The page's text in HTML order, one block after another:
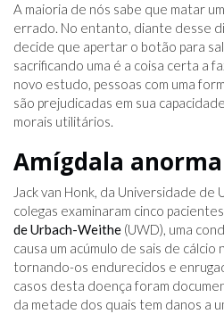
A maioria de nós sabe que matar
errado. No entanto, diante desse
decide que apertar o botão para
sacrificando uma é a coisa certa a
novo estudo, pessoas com uma
são prejudicadas em sua
morais utilitários.
Amígdala
Jack van Honk, da Universidade de
colegas examinaram cinco
de Urbach-Weithe (UWD), uma
causa um acúmulo de sais de
tornando-os endurecidos e
casos desta doença foram
da metade dos quais tem danos a